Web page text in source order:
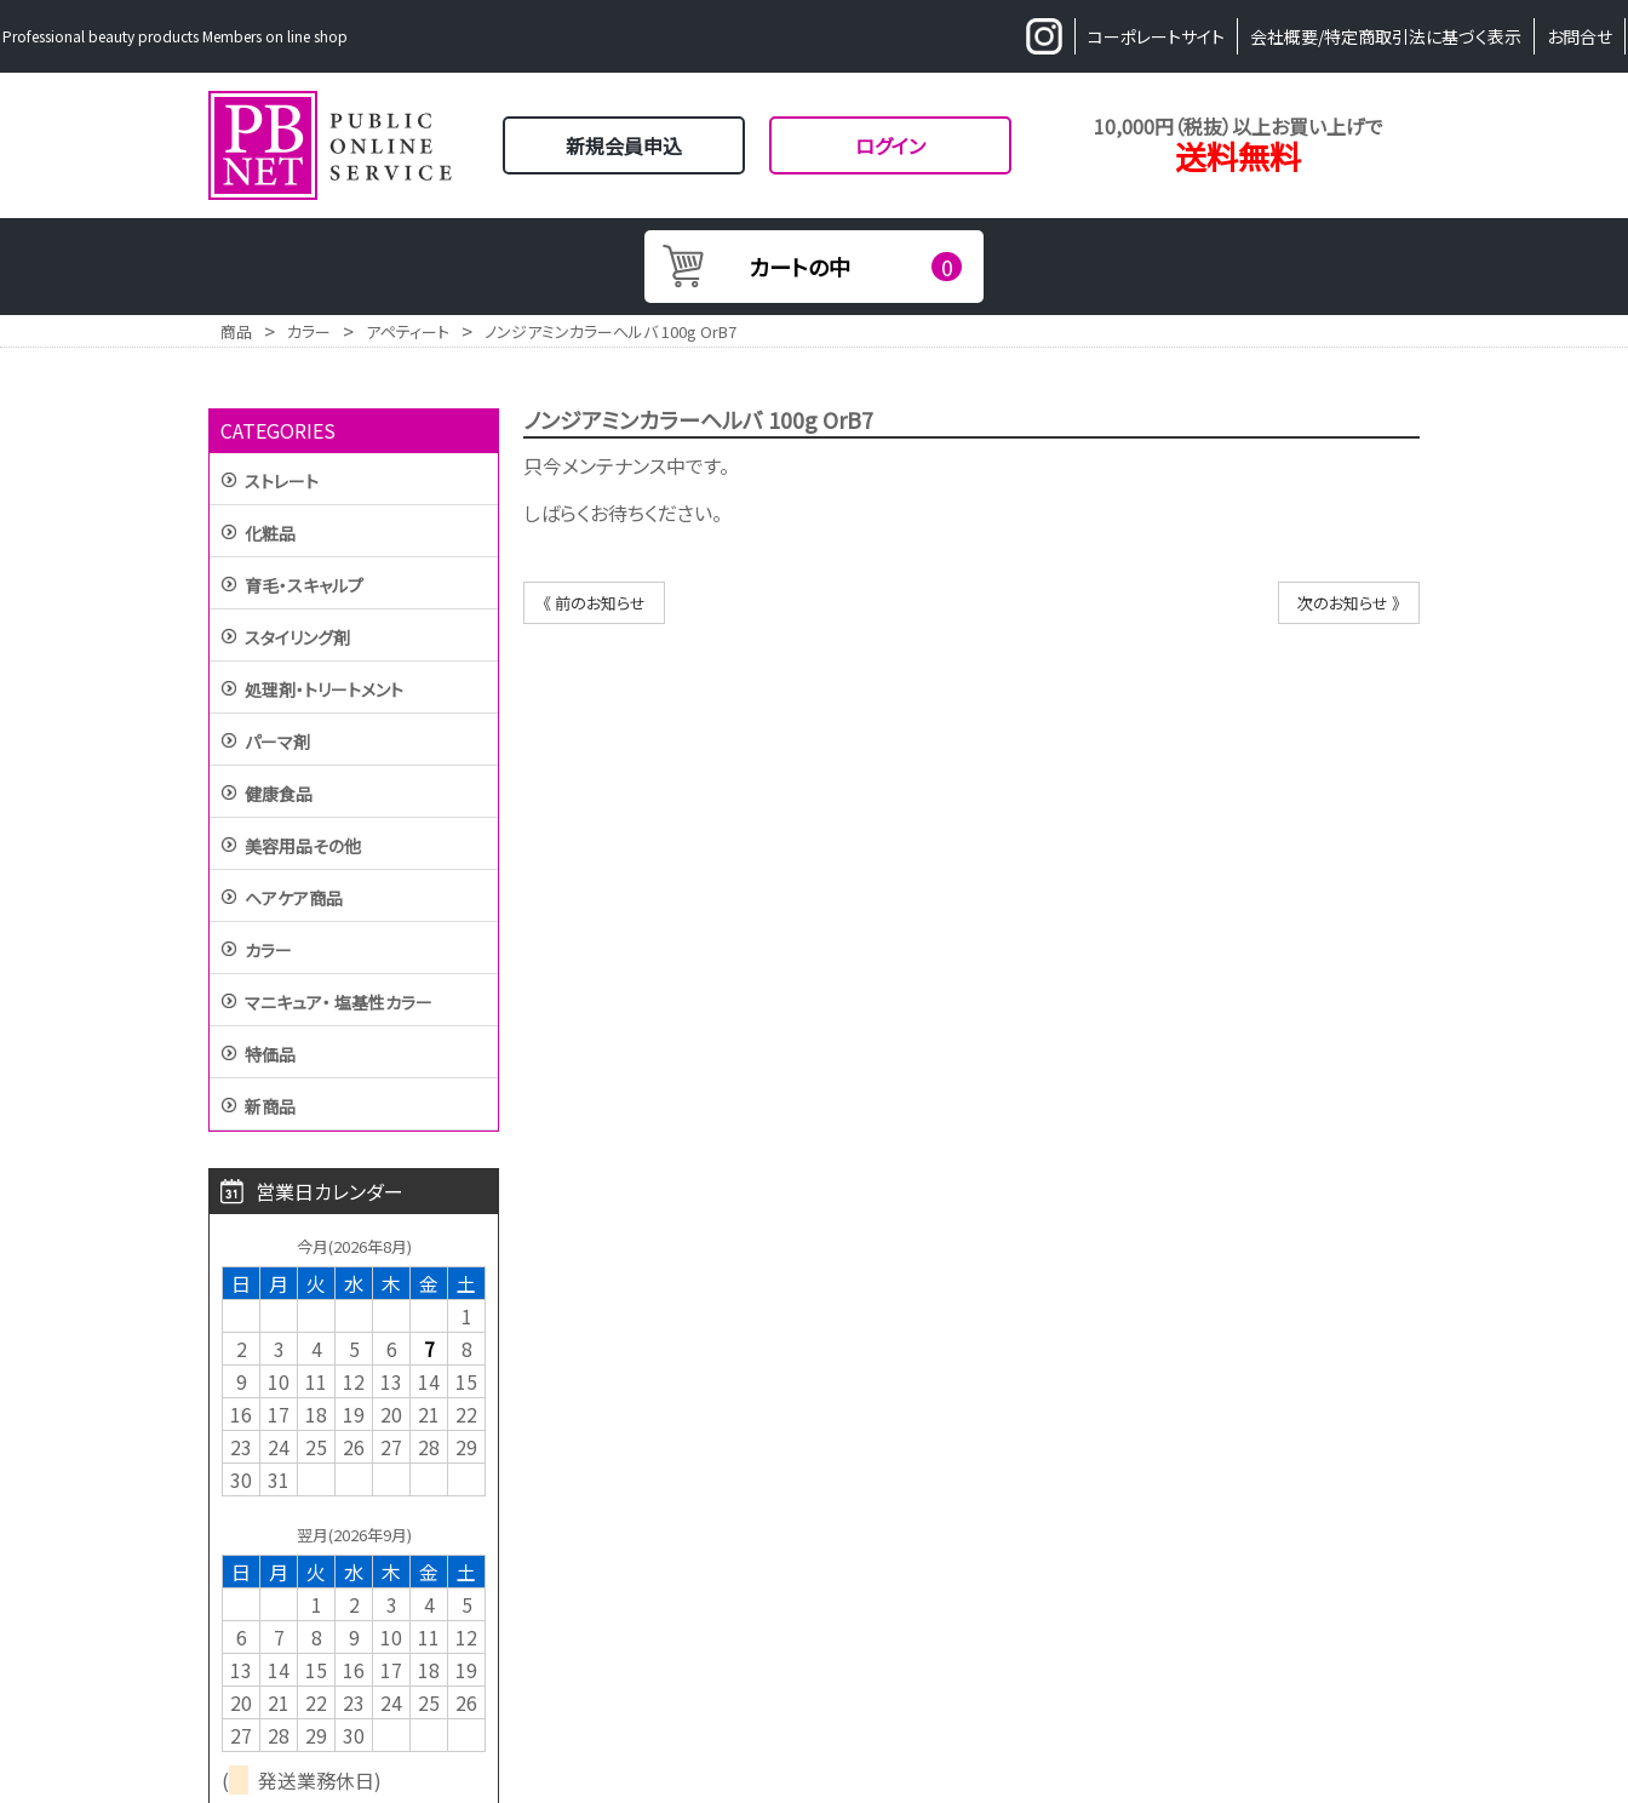
Professional beauty products Members on line shop コーポレートサイト 会社概要/特定商取引法に基づく表示 お問合せ
新規会員申込 ログイン
10,000円（税抜）以上お買い上げで
送料無料
カートの中 0
商品 > カラー > アペティート > ノンジアミンカラーヘルバ 100g OrB7
ノンジアミンカラーヘルバ 100g OrB7
只今メンテナンス中です。
しばらくお待ちください。
《 前のお知らせ 次のお知らせ 》
CATEGORIES
ストレート
化粧品
育毛・スキャルプ
スタイリング剤
処理剤・トリートメント
パーマ剤
健康食品
美容用品その他
ヘアケア商品
カラー
マニキュア・ 塩基性カラー
特価品
新商品
営業日カレンダー
今月(2026年8月)
日 月 火 水 木 金
土
1
2
3 4 5 6 7
8
9
10 11 12 13 14 15
16
17 18 19 20 21
22
23
24 25 26 27 28
29
30 31
翌月(2026年9月)
日 月 火 水 木 金
土
1
2 3 4
5
6
7 8 9 10 11
12
13
14 15 16 17 18
19
20
21 22 23 24 25
26
27
28 29 30
(
発送業務休日)